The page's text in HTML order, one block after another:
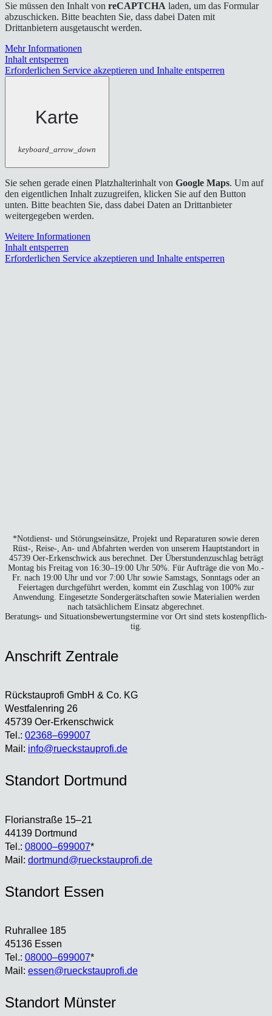
Sie müssen den Inhalt von reCAPTCHA laden, um das Formular
abzuschicken. Bitte beachten Sie, dass dabei Daten mit
Drittanbietern ausgetauscht werden.
Mehr Informationen
Inhalt entsperren
Erforderlichen Service akzeptieren und Inhalte entsperren
Karte
keyboard_arrow_down
Sie sehen gerade einen Platzhalterinhalt von Google Maps. Um auf
den eigentlichen Inhalt zuzugreifen, klicken Sie auf den Button
unten. Bitte beachten Sie, dass dabei Daten an Drittanbieter
weitergegeben werden.
Weitere Informationen
Inhalt entsperren
Erforderlichen Service akzeptieren und Inhalte entsperren
*Not­dienst- und Stö­rungs­ein­sät­ze, Pro­jekt und Repa­ra­tu­ren sowie deren
Rüst‑, Reise‑, An- und Abfahr­ten wer­den von unse­rem Haupt­stand­ort in
45739 Oer-Erken­sch­wick aus berech­net. Der Über­stun­den­zu­schlag beträgt
Mon­tag bis Frei­tag von 16:30–19:00 Uhr 50%. Für Auf­trä­ge die von Mo.-
Fr. nach 19:00 Uhr und vor 7:00 Uhr sowie Sams­tags, Sonn­tags oder an
Fei­er­ta­gen durch­ge­führt wer­den, kommt ein Zuschlag von 100% zur
Anwen­dung. Ein­ge­setz­te Son­der­ge­rät­schaf­ten sowie Mate­ria­li­en wer­den
nach tat­säch­li­chem Ein­satz abge­rech­net.
Bera­tungs- und Situa­ti­ons­be­wer­tungs­ter­mi­ne vor Ort sind stets kos­ten­pflich­
tig.
Anschrift Zen­tra­le
Rück­stau­pro­fi GmbH & Co. KG
West­fa­len­ring 26
45739 Oer-Erken­sch­wick
Tel.: 02368–699007
Mail: info@rueckstauprofi.de
Stand­ort Dort­mund
Flo­ri­an­stra­ße 15–21
44139 Dort­mund
Tel.: 08000–699007*
Mail: dortmund@rueckstauprofi.de
Stand­ort Essen
Ruhr­al­lee 185
45136 Essen
Tel.: 08000–699007*
Mail: essen@rueckstauprofi.de
Stand­ort Müns­ter